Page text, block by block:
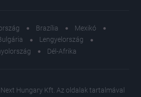
Brazília
Mexikó
Lengyelország
Dél-Afrika
Hungary Kft. Az oldalak tartalmával